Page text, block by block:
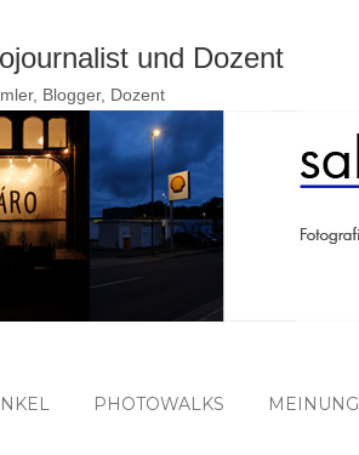
und Dozent
Blogger, Dozent
PHOTOWALKS MEINUNG